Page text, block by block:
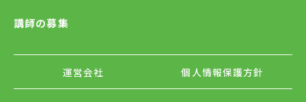
講師の募集
運営会社 個人情報保護方針